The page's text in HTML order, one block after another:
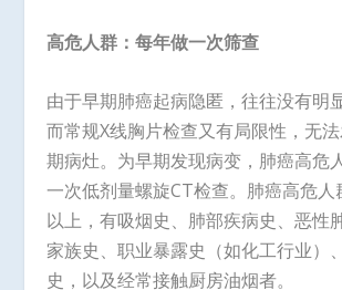
高危人群：每年做一次筛查
由于早期肺癌起病隐匿，往往没有明
而常规X线胸片检查又有局限性，无
期病灶。为早期发现病变，肺癌高危
一次低剂量螺旋CT检查。肺癌高危人
以上，有吸烟史、肺部疾病史、恶性
家族史、职业暴露史（如化工行业）
史，以及经常接触厨房油烟者。